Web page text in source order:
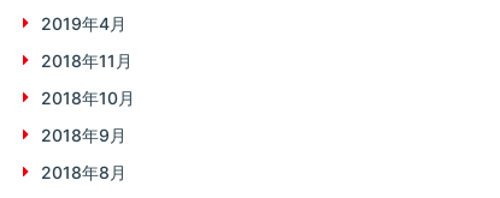
2019年4月
2018年11月
2018年10月
2018年9月
2018年8月